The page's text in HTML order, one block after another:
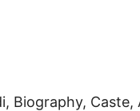
Biography, Caste,